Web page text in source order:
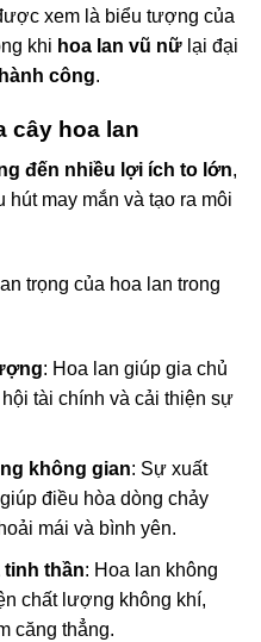
xem là biểu tượng của
khi hoa lan vũ nữ lại đại
công.
cây hoa lan
đến nhiều lợi ích to lớn,
may mắn và tạo ra môi
trọng của hoa lan trong
: Hoa lan giúp gia chủ
tài chính và cải thiện sự
không gian: Sự xuất
điều hòa dòng chảy
mái và bình yên.
thần: Hoa lan không
chất lượng không khí,
căng thẳng.